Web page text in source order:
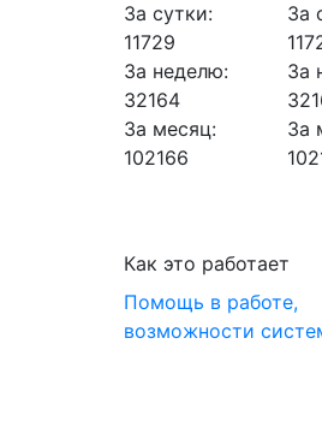
За сутки:
11729
За неделю:
32164
За месяц:
102166
За
За
За
Как это работает
Помощь в работе,
возможности